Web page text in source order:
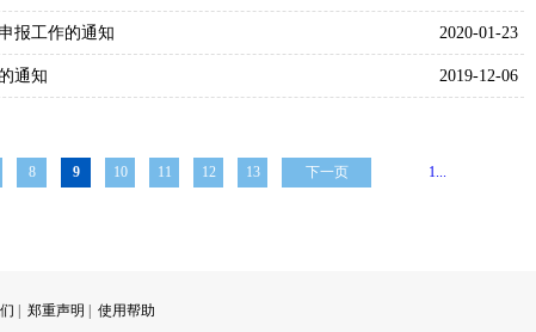
报工作的通知 2020-01-23
通知 2019-12-06
1...
8 9 10 11 12 13 下一页
郑重声明 使用帮助